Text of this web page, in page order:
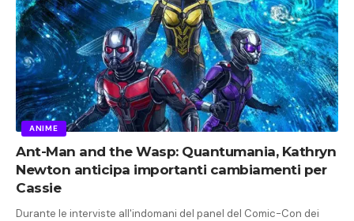
ANIME
Ant-Man and the Wasp: Quantumania, Kathryn
Newton anticipa importanti cambiamenti per
Cassie
Durante le interviste all'indomani del panel del Comic-Con dei